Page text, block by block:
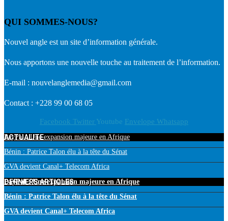
QUI SOMMES-NOUS?
Nouvel angle est un site d’information générale.
Nous apportons une nouvelle touche au traitement de l’information.
E-mail : nouvelanglemedia@gmail.com
Contact : +228 99 00 68 05
Facebook Twitter Youtube Envelope Whatsapp
ACTUALITE
PayPal : Une expansion majeure en Afrique
Bénin : Patrice Talon élu à la tête du Sénat
GVA devient Canal+ Telecom Africa
DERNIERS ARTICLES
PayPal : Une expansion majeure en Afrique
Bénin : Patrice Talon élu à la tête du Sénat
GVA devient Canal+ Telecom Africa